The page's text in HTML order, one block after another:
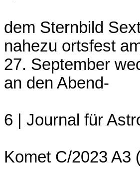
dem Sternbild
nahezu ortsfest
27. September
an den Abend-
6 | Journal für
Komet C/2023 A3